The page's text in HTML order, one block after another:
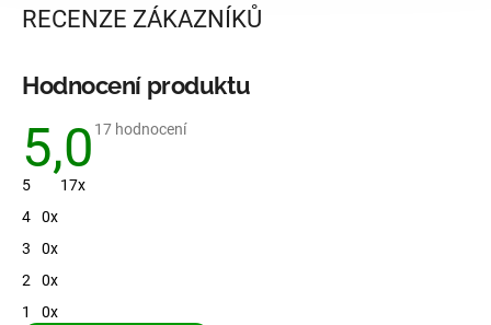
RECENZE ZÁKAZNÍKŮ
Hodnocení produktu
5,0 Průměrné
17 hodnocení
5
17x
4
0x
3
0x
2
0x
1
0x